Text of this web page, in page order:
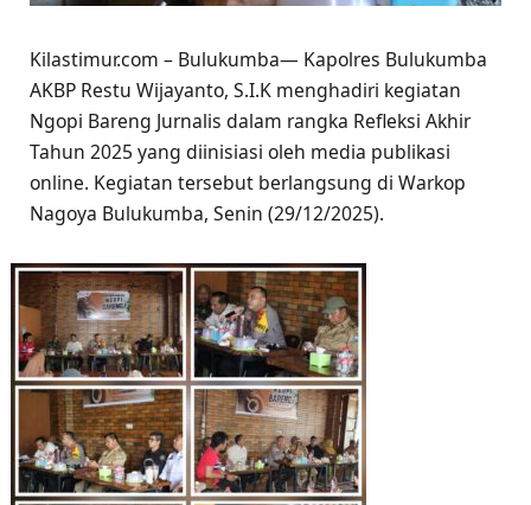
Kilastimur.com – Bulukumba— Kapolres Bulukumba
AKBP Restu Wijayanto, S.I.K menghadiri kegiatan
Ngopi Bareng Jurnalis dalam rangka Refleksi Akhir
Tahun 2025 yang diinisiasi oleh media publikasi
online. Kegiatan tersebut berlangsung di Warkop
Nagoya Bulukumba, Senin (29/12/2025).